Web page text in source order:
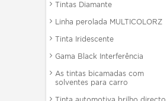
Tintas Diamante
Linha perolada MULTICOLORZ
Tinta Iridescente
Gama Black Interferência
As tintas bicamadas com
solventes para carro